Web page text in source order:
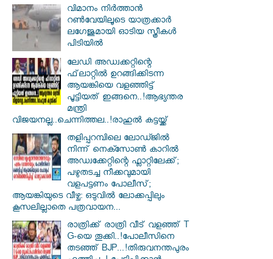
വിമാനം നിര്‍ത്താന്‍
റണ്‍വേയിലൂടെ യാത്രക്കാര്‍
ലഗേജുമായി ഓടിയ സ്ത്രീകള്‍
പിടിയില്‍
ലേഡി അഡ്വക്കറ്റിന്റെ
ഫ്‌ലാറ്റിൽ ഉറങ്ങിക്കിടന്ന
ആയങ്കിയെ വളഞ്ഞിട്ട്
പൂട്ടിയത് ഇങ്ങനെ..!ആഭ്യന്തര
മന്ത്രി
വിജയനല്ല..ചെന്നിത്തല..!രാഹുൽ കട്ടയ്ക്ക്
തളിപ്പറമ്പിലെ ലോഡ്ജിൽ
നിന്ന് നെക്സോൺ കാറിൽ
അഡ്വക്കേറ്റിന്റെ ഫ്ലാറ്റിലേക്ക്;
പഴുതടച്ച നീക്കവുമായി
വളപട്ടണം പോലീസ്;
ആയങ്കിയുടെ വീഴ്ച: ഒടുവിൽ ലോക്കപ്പിലും
കൂസലില്ലാതെ പത്രവായന...
രാത്രിക്ക് രാത്രി വീട് വളഞ്ഞ് T
G-യെ തൂക്കി..!പോലീസിനെ
തടഞ്ഞ് BJP...!തിരുവനന്തപുരം